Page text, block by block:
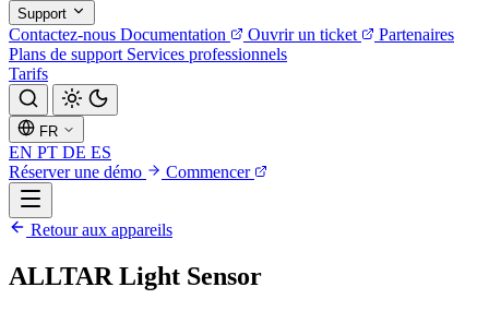
Support
Contactez-nous Documentation Ouvrir un ticket
Partenaires
Plans de support Services professionnels
Tarifs
FR
EN PT DE ES
Réserver une démo
Commencer
Retour aux appareils
ALLTAR Light Sensor